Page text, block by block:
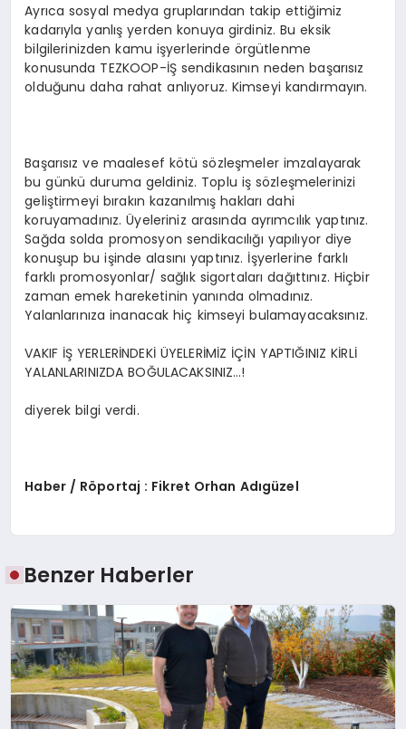
Ayrıca sosyal medya gruplarından takip ettiğimiz
kadarıyla yanlış yerden konuya girdiniz. Bu eksik
bilgilerinizden kamu işyerlerinde örgütlenme
konusunda TEZKOOP-İŞ sendikasının neden başarısız
olduğunu daha rahat anlıyoruz. Kimseyi kandırmayın.
Başarısız ve maalesef kötü sözleşmeler imzalayarak
bu günkü duruma geldiniz. Toplu iş sözleşmelerinizi
geliştirmeyi bırakın kazanılmış hakları dahi
koruyamadınız. Üyeleriniz arasında ayrımcılık yaptınız.
Sağda solda promosyon sendikacılığı yapılıyor diye
konuşup bu işinde alasını yaptınız. İşyerlerine farklı
farklı promosyonlar/ sağlık sigortaları dağıttınız. Hiçbir
zaman emek hareketinin yanında olmadınız.
Yalanlarınıza inanacak hiç kimseyi bulamayacaksınız.
VAKIF İŞ YERLERİNDEKİ ÜYELERİMİZ İÇİN YAPTIĞINIZ KİRLİ
YALANLARINIZDA BOĞULACAKSINIZ…!
diyerek bilgi verdi.
Haber / Röportaj : Fikret Orhan Adıgüzel
Benzer Haberler